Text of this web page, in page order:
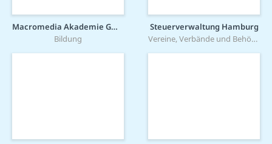
Macromedia Akademie GmbH
Bildung
Steuerverwaltung Hamburg
Vereine, Verbände und Behörden